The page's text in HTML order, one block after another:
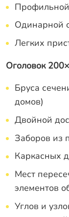
Одинарной
Легких
Оголовок
Бруса
домов)
Двойной
Заборов из
Каркасных
Мест
элементов
Углов и